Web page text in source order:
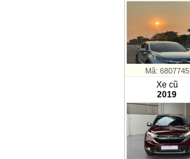
Mã: 6807745
Xe cũ
2019